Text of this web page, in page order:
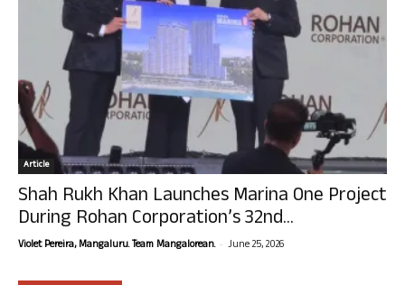
Article
Shah Rukh Khan Launches Marina One Project
During Rohan Corporation’s 32nd...
Violet Pereira, Mangaluru. Team Mangalorean. - June 25, 2026